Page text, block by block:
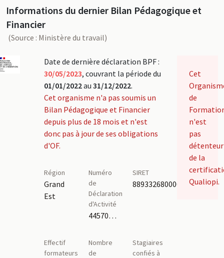
Informations du dernier Bilan Pédagogique et
Financier
(Source : Ministère du travail)
Date de dernière déclaration BPF :
30/05/2023, couvrant la période du
01/01/2022au 31/12/2022.
Cet organisme n'a pas soumis un
Bilan Pédagogique et Financier
depuis plus de 18 mois et n'est
donc pas à jour de ses obligations
d'OF.
Région
Grand
Est
Numéro
de
Déclaration
d'Activité
44570437257
SIRET
88933268000012
Effectif
formateurs
Nombre
de
Stagiaires
confiés à
Cet
de
n'est
pas
détenteur
de la
Qualiopi.